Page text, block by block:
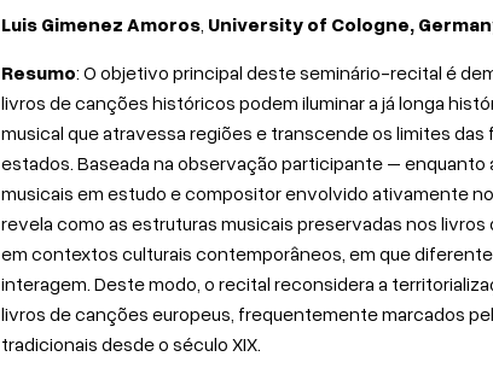
Luis Gimenez Amoros, University of Cologne,
Resumo: O objetivo principal deste seminário-recital é
livros de canções históricos podem iluminar a já longa
musical que atravessa regiões e transcende os limites
estados. Baseada na observação participante –
musicais em estudo e compositor envolvido ativamente
revela como as estruturas musicais preservadas nos
em contextos culturais contemporâneos, em que
interagem. Deste modo, o recital reconsidera a
livros de canções europeus, frequentemente marcados
tradicionais desde o século XIX.